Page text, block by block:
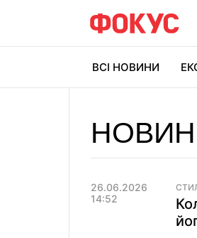
ВСІ НОВИНИ
26.06.2026
14:52